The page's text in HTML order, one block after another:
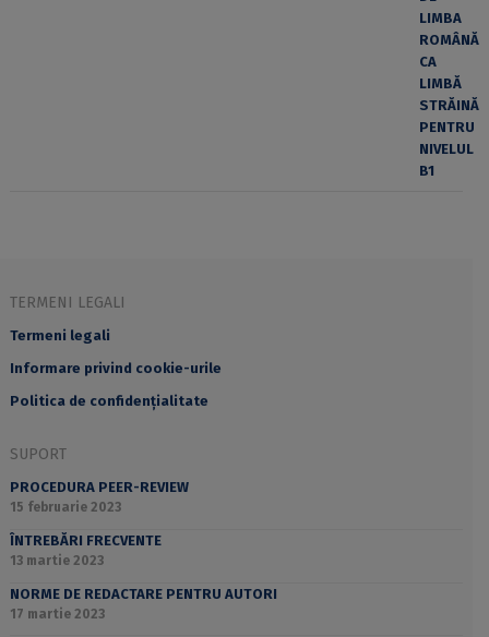
TERMENI LEGALI
Termeni legali
Informare privind cookie-urile
Politica de confidențialitate
SUPORT
PROCEDURA PEER-REVIEW
15 februarie 2023
ÎNTREBĂRI FRECVENTE
13 martie 2023
NORME DE REDACTARE PENTRU AUTORI
17 martie 2023